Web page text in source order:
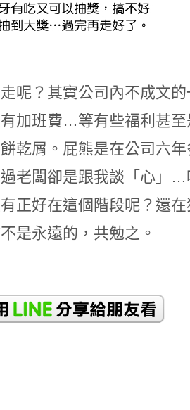
呢？其實公司內不成文
加班費…等有些福利甚
乾屑。屁熊是在公司六
老闆卻是跟我談「心
正好在這個階段呢？還
是永遠的，共勉之。